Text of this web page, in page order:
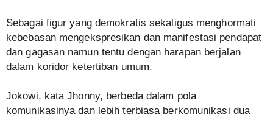
Sebagai figur yang demokratis sekaligus menghormati
kebebasan mengekspresikan dan manifestasi pendapat
dan gagasan namun tentu dengan harapan berjalan
dalam koridor ketertiban umum.
Jokowi, kata Jhonny, berbeda dalam pola
komunikasinya dan lebih terbiasa berkomunikasi dua